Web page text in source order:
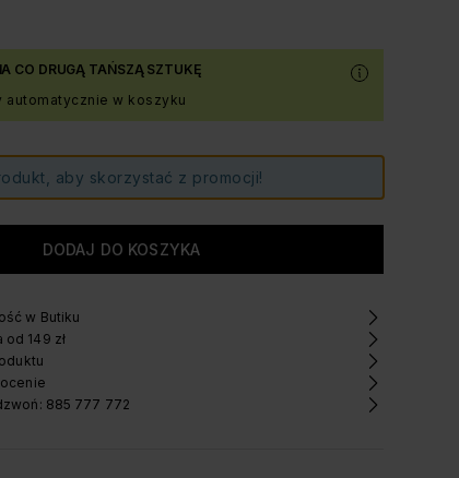
CO DRUGĄ TAŃSZĄ SZTUKĘ
automatycznie w koszyku
aby skorzystać z promocji!
w Butiku
149 zł
885 777 772